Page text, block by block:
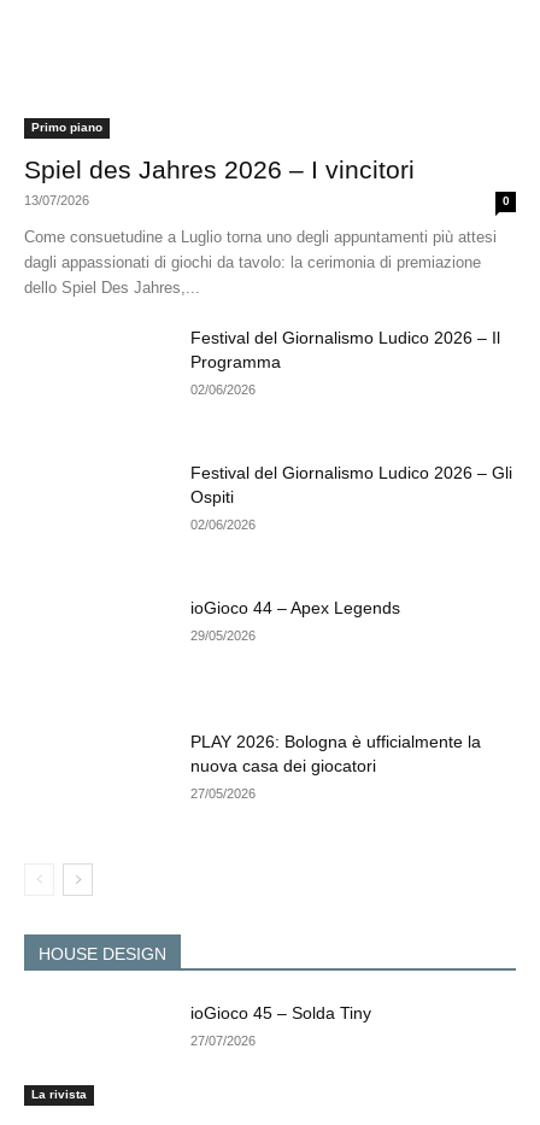
Primo piano
Spiel des Jahres 2026 – I vincitori
13/07/2026 0
Come consuetudine a Luglio torna uno degli appuntamenti più attesi
dagli appassionati di giochi da tavolo: la cerimonia di premiazione
dello Spiel Des Jahres,...
Festival del Giornalismo Ludico 2026 – Il
Programma
02/06/2026
Festival del Giornalismo Ludico 2026 – Gli
Ospiti
02/06/2026
ioGioco 44 – Apex Legends
29/05/2026
PLAY 2026: Bologna è ufficialmente la
nuova casa dei giocatori
27/05/2026
HOUSE DESIGN
La rivista
ioGioco 45 – Solda Tiny
27/07/2026